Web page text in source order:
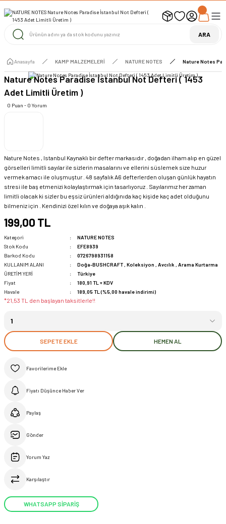
UYARI ! KARGOLAR 13 TEMMUZ 2026 YAPILACAK
1000 TL ve Üzeri Ücretsiz Kargo
ARA
Anasayfa KAMP MALZEMELERİ NATURE NOTES Nature Notes
Nature Notes Paradise İstanbul Not Defteri ( 1453
Adet Limitli Üretim )
0 Puan - 0 Yorum
Nature Notes , Istanbul Kaynaklı bir defter markasıdır , doğadan ilham alıp en güzel
görselleri limitli sayılar ile sizlerin masalarını ve ellerini süslemek size huzur
vermek amacı ile oluşmuştur . 48 sayfalık A6 defterlerden oluşan günlük hayatın
stresi ile baş etmenizi kolaylaştırmak için tasarlıyoruz . Sayılarımız her zaman
limitli olacak ki sizler bu eşsiz ürünleri aldığınıda kaç kişide kaç adet olduğunu
bilmeniz için . Kendinizi özel kılın ve doğaya aşık kalın .
199,00 TL
Kategori
NATURE NOTES
Stok Kodu
EFE8939
Barkod Kodu
0726798931158
KULLANIM ALANI
Doğa-BUSHCRAFT , Koleksiyon , Avcılık , Arama Kurtarma
ÜRETİM YERİ
Türkiye
Fiyat
180,91 TL + KDV
Havale
189,05 TL (%5,00 havale indirimi)
*21,53 TL den başlayan taksitlerle!!
SEPETE EKLE HEMEN AL
Fiyatı Düşünce Haber Ver
Paylaş
Gönder
Yorum Yaz
Karşılaştır
WHATSAPP SİPARİŞ